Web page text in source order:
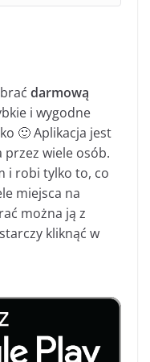
darmową
i wygodne
🙂 Aplikacja jest
przez wiele osób.
i robi tylko to, co
miejsca na
można ją z
kliknąć w